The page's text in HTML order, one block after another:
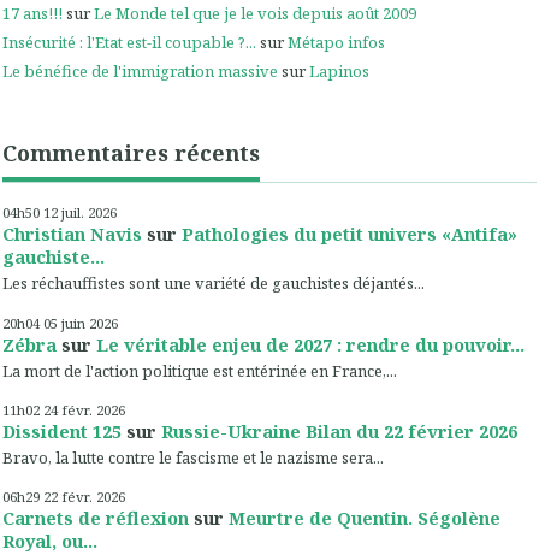
17 ans!!! surLe Monde tel que je le vois depuis août 2009
Insécurité : l'Etat est-il coupable ?... surMétapo infos
Le bénéfice de l'immigration massive surLapinos
Commentaires récents
04h50 12 juil. 2026
Christian Navis sur Pathologies du petit univers «Antifa»
gauchiste...
Les réchauffistes sont une variété de gauchistes déjantés...
20h04 05 juin 2026
Zébra sur Le véritable enjeu de 2027 : rendre du pouvoir...
La mort de l'action politique est entérinée en France,...
11h02 24 févr. 2026
Dissident 125 sur Russie-Ukraine Bilan du 22 février 2026
Bravo, la lutte contre le fascisme et le nazisme sera...
06h29 22 févr. 2026
Carnets de réflexion sur Meurtre de Quentin. Ségolène
Royal, ou...